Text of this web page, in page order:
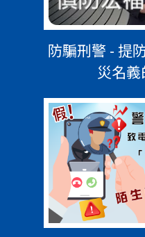
防騙刑警 - 提
災名